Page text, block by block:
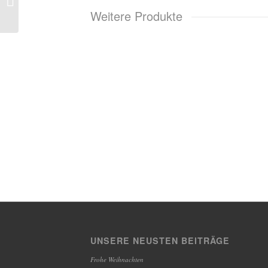
Weitere Produkte
UNSERE NEUSTEN BEITRÄGE
Frohe Weihnachten